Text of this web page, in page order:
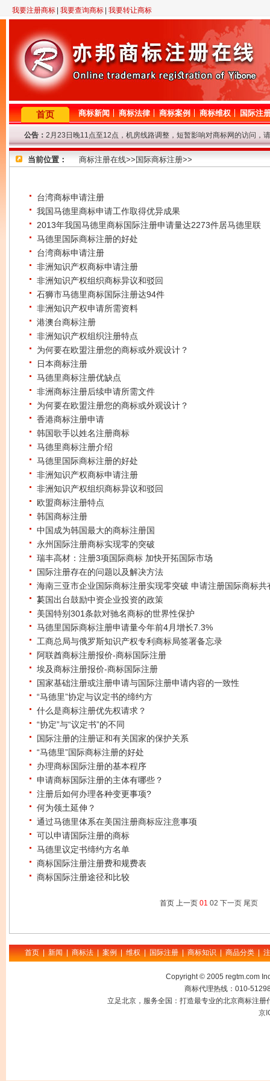
我要注册商标 我要查询商标 我要转让商标
首页 商标新闻 商标法律 商标案例 商标维权 国际注
公告： 2月23日晚11点至12点，机房线路调整，短暂影响对商标网的访问，
因查询咨询量大，提交查询商标信息后请耐心等待，我们争取尽快查
专业商标代理网！商标查询或商标代理问题请登记，我们将尽快给与
地理优势不容忽视，注册商标还是选择北京商标注册代理公司好！
当前位置： 商标注册在线>>国际商标注册>>
台湾商标申请注册
我国马德里商标申请工作取得优异成果
2013年我国马德里商标国际注册申请量达2273件居马德里联
马德里国际商标注册的好处
台湾商标申请注册
非洲知识产权商标申请注册
非洲知识产权组织商标异议和驳回
石狮市马德里商标国际注册达94件
非洲知识产权申请所需资料
港澳台商标注册
非洲知识产权组织注册特点
为何要在欧盟注册您的商标或外观设计？
日本商标注册
马德里商标注册优缺点
非洲商标注册后续申请所需文件
为何要在欧盟注册您的商标或外观设计？
香港商标注册申请
韩国歌手以姓名注册商标
马德里商标注册介绍
马德里国际商标注册的好处
非洲知识产权商标申请注册
非洲知识产权组织商标异议和驳回
欧盟商标注册特点
韩国商标注册
中国成为韩国最大的商标注册国
永州国际注册商标实现零的突破
瑞丰高材：注册3项国际商标 加快开拓国际市场
国际注册存在的问题以及解决方法
海南三亚市企业国际商标注册实现零突破 申请注册国际商标共
1
英国出台鼓励中资企业投资的政策
美国特别301条款对驰名商标的世界性保护
马德里国际商标注册申请量今年前4月增长7.3%
工商总局与俄罗斯知识产权专利商标局签署备忘录
阿联酋商标注册报价-商标国际注册
埃及商标注册报价-商标国际注册
国家基础注册或注册申请与国际注册申请内容的一致性
“马德里”协定与议定书的缔约方
什么是商标注册优先权请求？
“协定”与“议定书”的不同
国际注册的注册证和有关国家的保护关系
“马德里”国际商标注册的好处
办理商标国际注册的基本程序
申请商标国际注册的主体有哪些？
注册后如何办理各种变更事项?
何为领土延伸？
通过马德里体系在美国注册商标应注意事项
可以申请国际注册的商标
马德里议定书缔约方名单
商标国际注册注册费和规费表
商标国际注册途径和比较
首页 上一页 01 02 下一页 尾页
首页 | 新闻 | 商标法 | 案例 | 维权 | 国际注册 | 商标知识 | 商品分类 |
Copyright © 2005 regtm.com
商标代理热线：010-
立足北京，服务全国：打造最专业的北京商标注
京